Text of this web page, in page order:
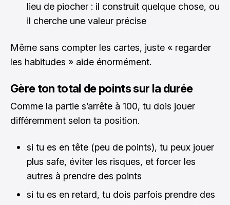
lieu de piocher : il construit quelque chose, ou
il cherche une valeur précise
Même sans compter les cartes, juste « regarder
les habitudes » aide énormément.
Gère ton total de points sur la durée
Comme la partie s’arrête à 100, tu dois jouer
différemment selon ta position.
si tu es en tête (peu de points), tu peux jouer
plus safe, éviter les risques, et forcer les
autres à prendre des points
si tu es en retard, tu dois parfois prendre des